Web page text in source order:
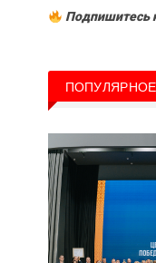
Подпишитесь
ПОПУЛЯРНОЕ